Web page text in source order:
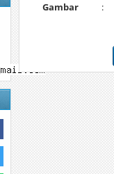
Gambar :